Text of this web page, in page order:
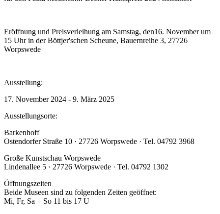
Eröffnung und Preisverleihung am Samstag, den16. November um
15 Uhr in der Böttjer'schen Scheune, Bauernreihe 3, 27726
Worpswede
Ausstellung:
17. November 2024 - 9. März 2025
Ausstellungsorte:
Barkenhoff
Ostendorfer Straße 10 · 27726 Worpswede · Tel. 04792 3968
Große Kunstschau Worpswede
Lindenallee 5 · 27726 Worpswede · Tel. 04792 1302
Öffnungszeiten
Beide Museen sind zu folgenden Zeiten geöffnet:
Mi, Fr, Sa + So 11 bis 17 U